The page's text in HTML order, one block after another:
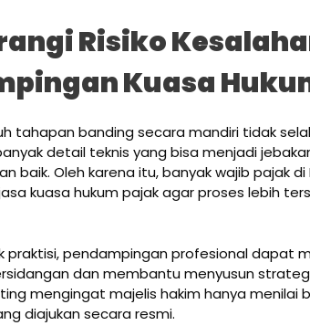
Risiko
Kuasa
tahapan banding secara mandiri tidak
detail teknis yang bisa menjadi
baik. Oleh karena itu, banyak wajib pajak di
kuasa hukum pajak agar proses lebih
praktisi, pendampingan profesional dapat
dan membantu menyusun
mengingat majelis hakim hanya menilai
diajukan secara resmi.